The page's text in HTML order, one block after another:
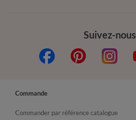
Suivez-nous
Commande
Commander par référence catalogue